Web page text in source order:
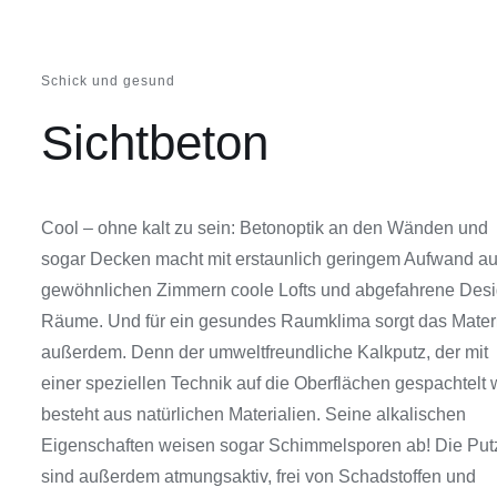
Schick und gesund
Sichtbeton
Cool – ohne kalt zu sein: Betonoptik an den Wänden und
sogar Decken macht mit erstaunlich geringem Aufwand
gewöhnlichen Zimmern coole Lofts und abgefahrene
Räume. Und für ein gesundes Raumklima sorgt das
außerdem. Denn der umweltfreundliche Kalkputz, der mit
einer speziellen Technik auf die Oberflächen gespachtelt
besteht aus natürlichen Materialien. Seine alkalischen
Eigenschaften weisen sogar Schimmelsporen ab! Die
sind außerdem atmungsaktiv, frei von Schadstoffen und